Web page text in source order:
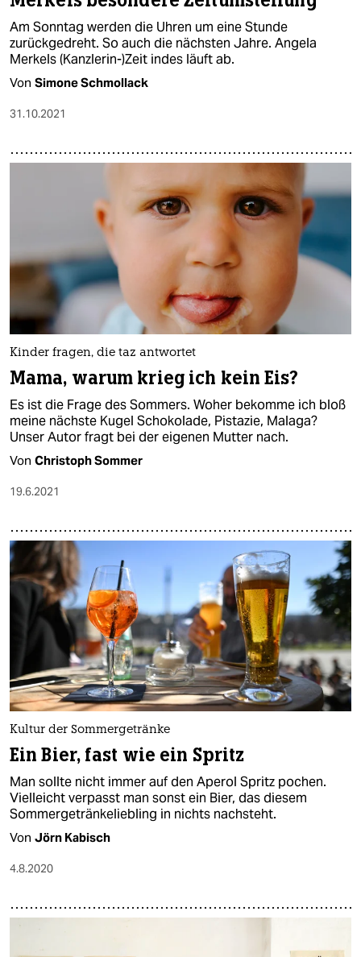
Am Sonntag werden die Uhren um eine Stunde
zurückgedreht. So auch die nächsten Jahre. Angela
Merkels (Kanzlerin-)Zeit indes läuft ab.
Von Simone Schmollack
31.10.2021
Kinder fragen, die taz antwortet
Mama, warum krieg ich kein Eis?
Es ist die Frage des Sommers. Woher bekomme ich bloß
meine nächste Kugel Schokolade, Pistazie, Malaga?
Unser Autor fragt bei der eigenen Mutter nach.
Von Christoph Sommer
19.6.2021
Kultur der Sommergetränke
Ein Bier, fast wie ein Spritz
Man sollte nicht immer auf den Aperol Spritz pochen.
Vielleicht verpasst man sonst ein Bier, das diesem
Sommergetränkeliebling in nichts nachsteht.
Von Jörn Kabisch
4.8.2020